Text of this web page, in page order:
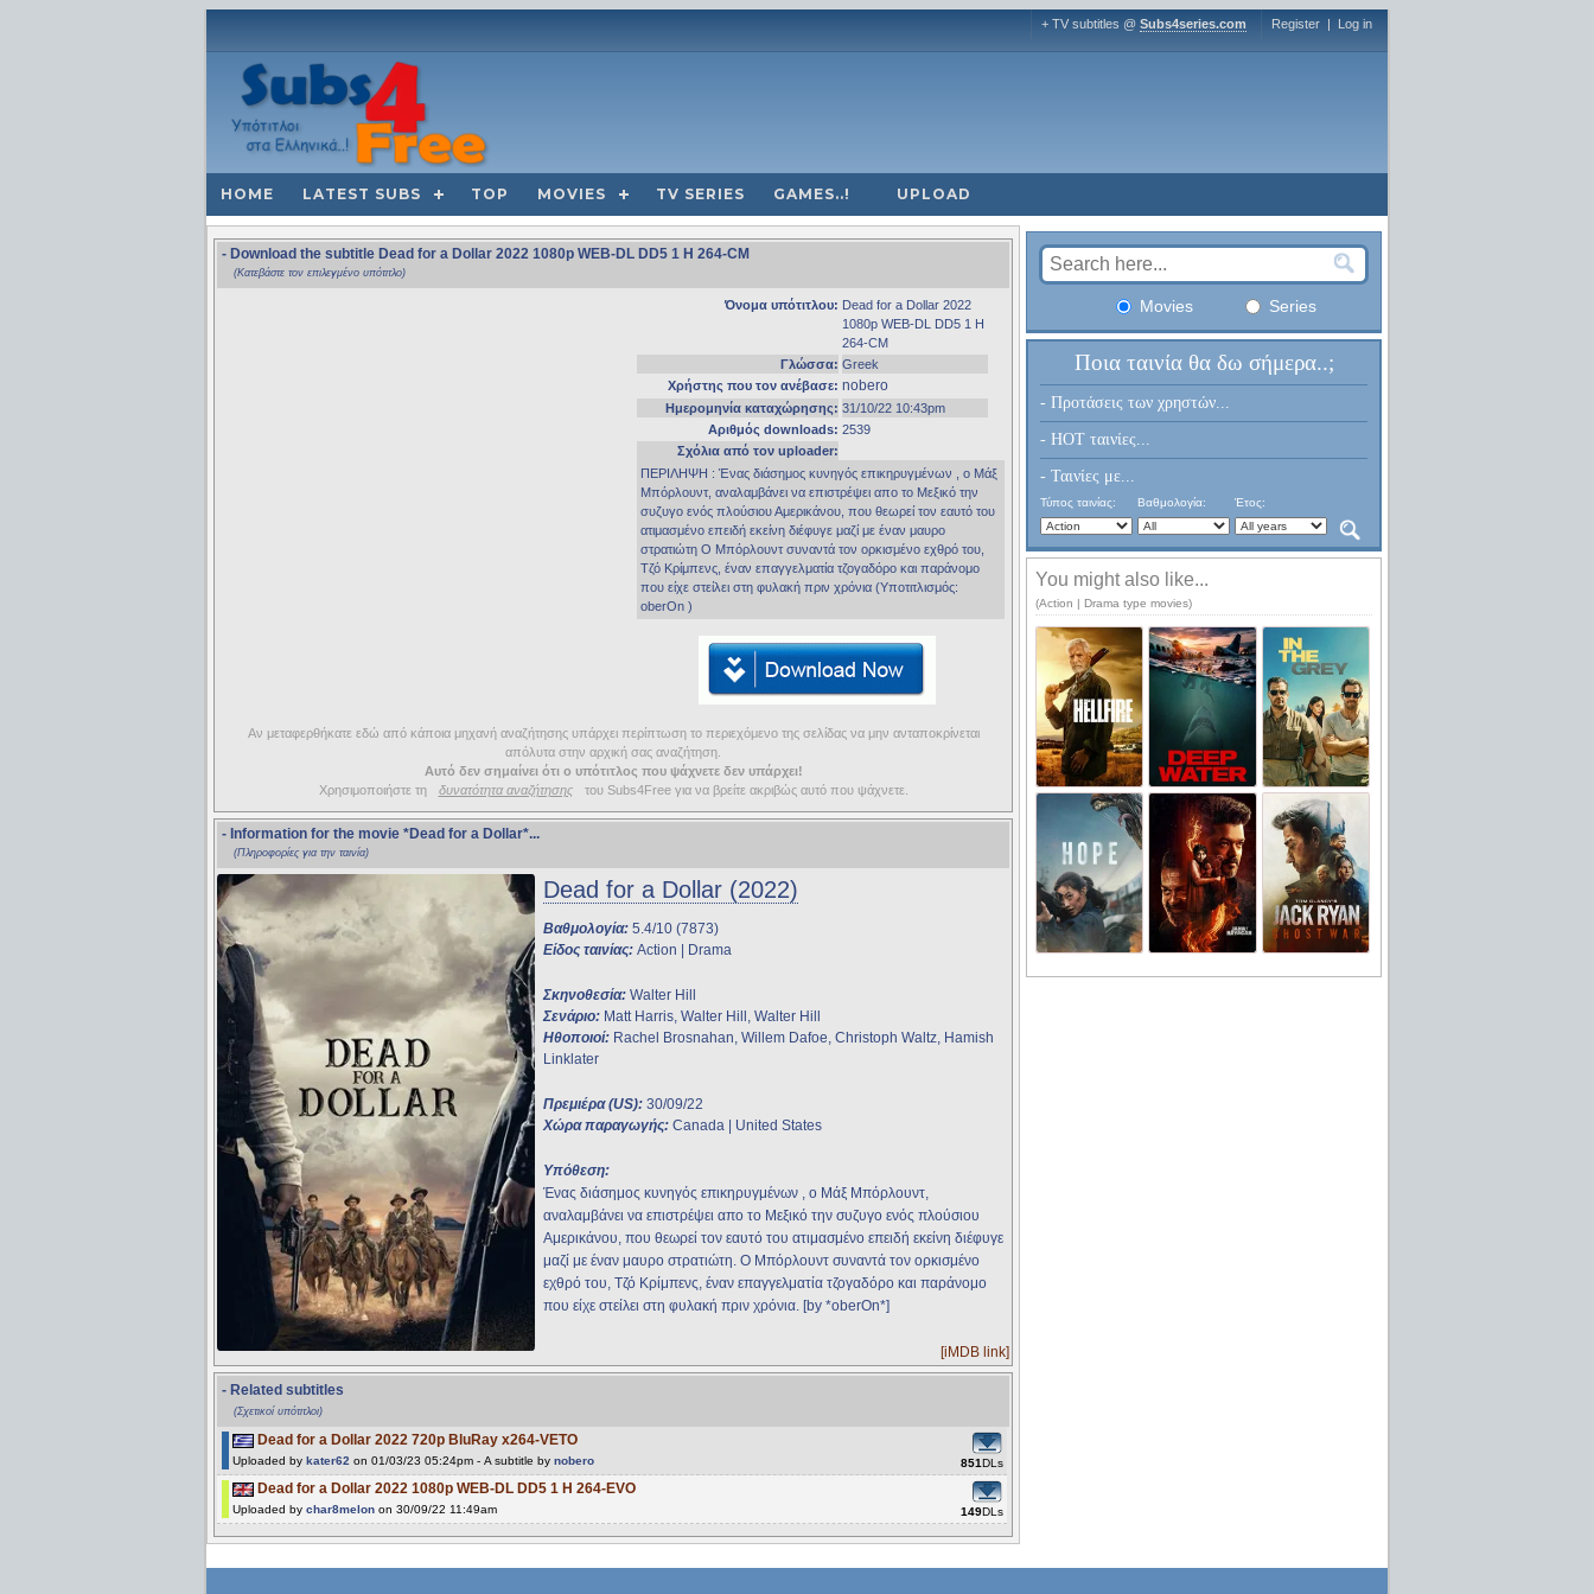
+ TV subtitles @ Subs4series.com Register | Log in
HOME LATEST SUBS TOP MOVIES TV SERIES GAMES..! UPLOAD
- Download the subtitle Dead for a Dollar 2022 1080p WEB-DL DD5 1 H 264-CM
(Κατεβάστε τον επιλεγμένο υπότιτλο)
Όνομα υπότιτλου: Dead for a Dollar 2022
1080p WEB-DL DD5 1 H
264-CM
Γλώσσα: Greek
Χρήστης που τον ανέβασε: nobero
Ημερομηνία καταχώρησης: 31/10/22 10:43pm
Αριθμός downloads: 2539
Σχόλια από τον uploader:
ΠΕΡΙΛΗΨΗ : Ένας διάσημος κυνηγός επικηρυγμένων , ο Μάξ
Μπόρλουντ, αναλαμβάνει να επιστρέψει απο το Μεξικό την
συζυγο ενός πλούσιου Αμερικάνου, που θεωρεί τον εαυτό του
ατιμασμένο επειδή εκείνη διέφυγε μαζί με έναν μαυρο
στρατιώτη Ο Μπόρλουντ συναντά τον ορκισμένο εχθρό του,
Τζό Κρίμπενς, έναν επαγγελματία τζογαδόρο και παράνομο
που είχε στείλει στη φυλακή πριν χρόνια (Υποτιτλισμός:
oberOn )
Αν μεταφερθήκατε εδώ από κάποια μηχανή αναζήτησης υπάρχει περίπτωση το περιεχόμενο της σελίδας να μην ανταποκρίνεται
απόλυτα στην αρχική σας αναζήτηση.
Αυτό δεν σημαίνει ότι ο υπότιτλος που ψάχνετε δεν υπάρχει!
Χρησιμοποιήστε τη
δυνατότητα αναζήτησης του Subs4Free για να βρείτε ακριβώς αυτό που ψάχνετε.
- Information for the movie *Dead for a Dollar*...
(Πληροφορίες για την ταινία)
Dead for a Dollar (2022)
Βαθμολογία: 5.4/10 (7873)
Είδος ταινίας: Action | Drama
Σκηνοθεσία: Walter Hill
Σενάριο: Matt Harris, Walter Hill, Walter Hill
Ηθοποιοί: Rachel Brosnahan, Willem Dafoe, Christoph Waltz, Hamish
Linklater
Πρεμιέρα (US): 30/09/22
Χώρα παραγωγής: Canada | United States
Υπόθεση:
Ένας διάσημος κυνηγός επικηρυγμένων , ο Μάξ Μπόρλουντ,
αναλαμβάνει να επιστρέψει απο το Μεξικό την συζυγο ενός πλούσιου
Αμερικάνου, που θεωρεί τον εαυτό του ατιμασμένο επειδή εκείνη διέφυγε
μαζί με έναν μαυρο στρατιώτη. Ο Μπόρλουντ συναντά τον ορκισμένο
εχθρό του, Τζό Κρίμπενς, έναν επαγγελματία τζογαδόρο και παράνομο
που είχε στείλει στη φυλακή πριν χρόνια. [by *oberOn*]
[iMDB link]
- Related subtitles
(Σχετικοί υπότιτλοι)
Dead for a Dollar 2022 720p BluRay x264-VETO
Uploaded by kater62 on 01/03/23 05:24pm - A subtitle by nobero 851DLs
Dead for a Dollar 2022 1080p WEB-DL DD5 1 H 264-EVO
Uploaded by char8melon on 30/09/22 11:49am 149DLs
Movies Series
Ποια ταινία θα δω σήμερα..;
- Προτάσεις των χρηστών...
- HOT ταινίες...
- Ταινίες με...
Τύπος ταινίας: Βαθμολογία: Έτος:
You might also like...
(Action | Drama type movies)